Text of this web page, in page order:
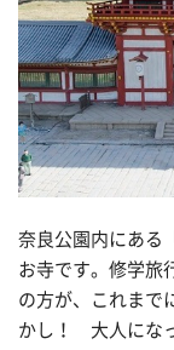
奈良公園内にある
お寺です。修学旅
の方が、これまで
かし！ 大人にな